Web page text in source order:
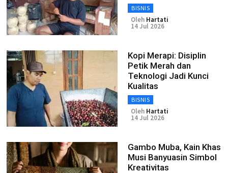
BISNIS
Oleh Hartati
14 Jul 2026
Kopi Merapi: Disiplin
Petik Merah dan
Teknologi Jadi Kunci
Kualitas
BISNIS
Oleh Hartati
14 Jul 2026
Gambo Muba, Kain Khas
Musi Banyuasin Simbol
Kreativitas